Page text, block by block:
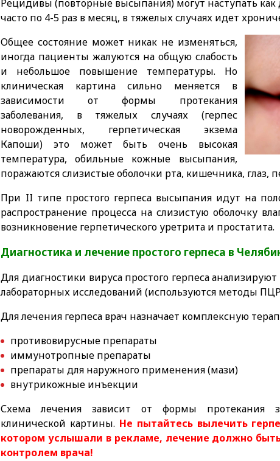
Рецидивы (повторные высыпания) могут наступать как
часто по 4-5 раз в месяц, в тяжелых случаях идет
Общее состояние может никак не изменяться,
иногда пациенты жалуются на общую слабость
и небольшое повышение температуры. Но
клиническая картина сильно меняется в
зависимости от формы протекания
заболевания, в тяжелых случаях (герпес
новорожденных, герпетическая экзема
Капоши) это может быть очень высокая
температура, обильные кожные высыпания,
поражаются слизистые оболочки рта, кишечника, глаз,
При II типе простого герпеса высыпания идут на
распространение процесса на слизистую оболочку
возникновение герпетического уретрита и простатита.
Диагностика и лечение простого герпеса в
Для диагностики вируса простого герпеса
лабораторных исследований (используются методы
Для лечения герпеса врач назначает комплексную
противовирусные препараты
иммунотропные препараты
препараты для наружного применения (мази)
внутрикожные инъекции
Схема лечения зависит от формы протекания
клинической картины. Не пытайтесь вылечить
котором услышали в рекламе, лечение должно
контролем врача!